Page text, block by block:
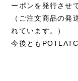
ーポンを発行させ
（ご注文商品の発
れています。）
今後とも